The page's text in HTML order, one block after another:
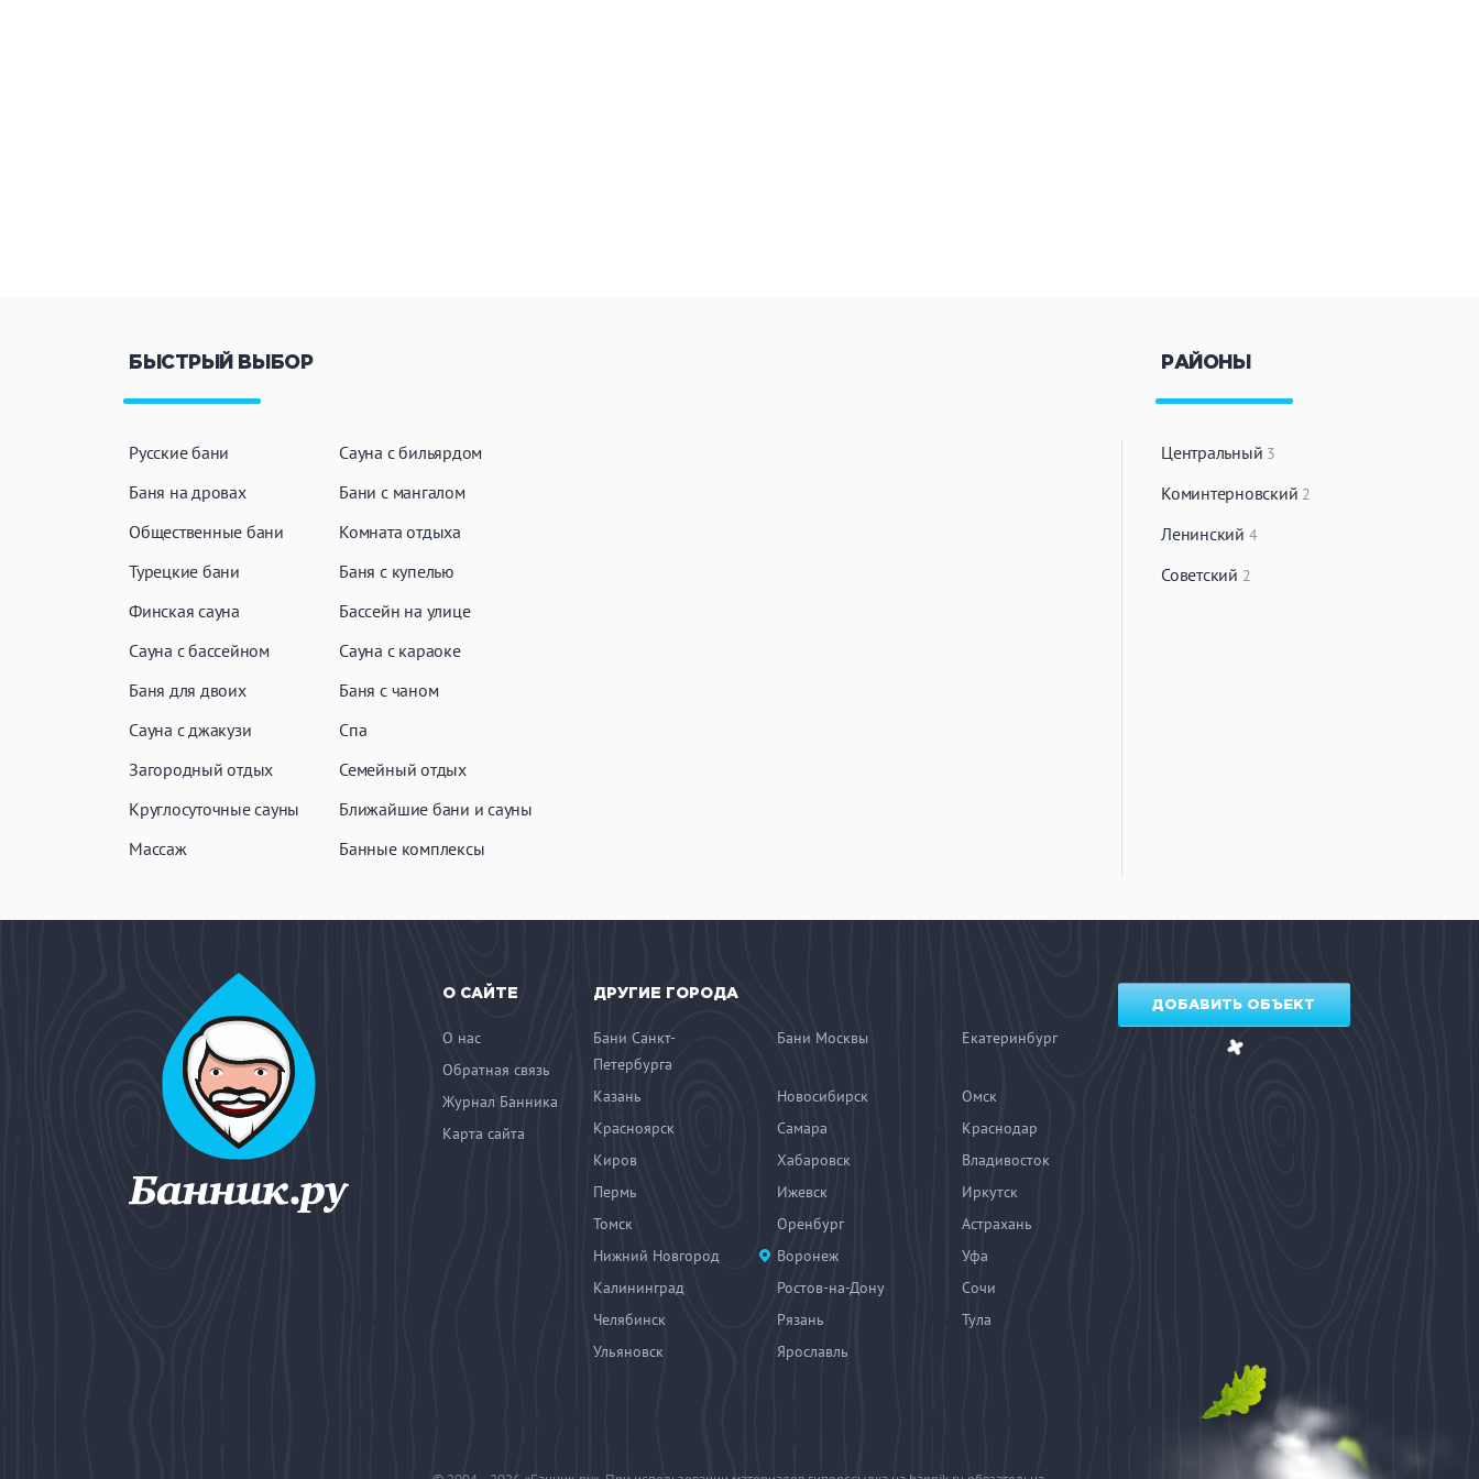
БЫСТРЫЙ ВЫБОР
Русские бани
Баня на дровах
Общественные бани
Турецкие бани
Финская сауна
Сауна с бассейном
Баня для двоих
Сауна с джакузи
Загородный отдых
Круглосуточные сауны
Массаж
Сауна с бильярдом
Бани с мангалом
Комната отдыха
Баня с купелью
Бассейн на улице
Сауна с караоке
Баня с чаном
Спа
Семейный отдых
Ближайшие бани и сауны
Банные комплексы
РАЙОНЫ
Центральный 3
Коминтерновский 2
Ленинский 4
Советский 2
О САЙТЕ
О нас
Обратная связь
Журнал Банника
Карта сайта
ДРУГИЕ ГОРОДА
Бани Санкт-
Петербурга
Бани Москвы Екатеринбург
Казань Новосибирск
Омск
Красноярск
Самара
Краснодар
Киров
Хабаровск
Владивосток
Пермь
Ижевск
Иркутск
Томск
Оренбург
Астрахань
Нижний Новгород
Воронеж
Уфа
Калининград
Ростов-на-Дону
Сочи
Челябинск
Рязань
Тула
Ульяновск
Ярославль
ДОБАВИТЬ ОБЪЕКТ